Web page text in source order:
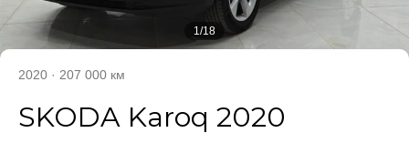
1/18
2020 · 207 000 км
SKODA Karoq 2020